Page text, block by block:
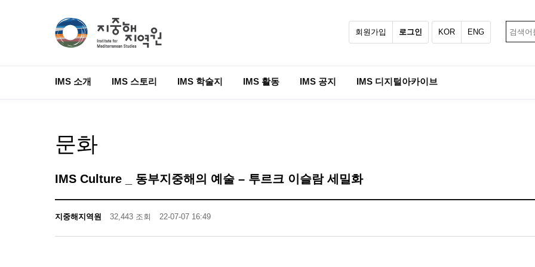
회원가입 로그인 KOR ENG
IMS 소개 IMS 스토리 IMS 학술지 IMS 활동 IMS 공지 IMS 디지털아카이브
문화
IMS Culture _ 동부지중해의 예술 – 투르크 이슬람 세밀화
지중해지역원 32,443 조회 22-07-07 16:49